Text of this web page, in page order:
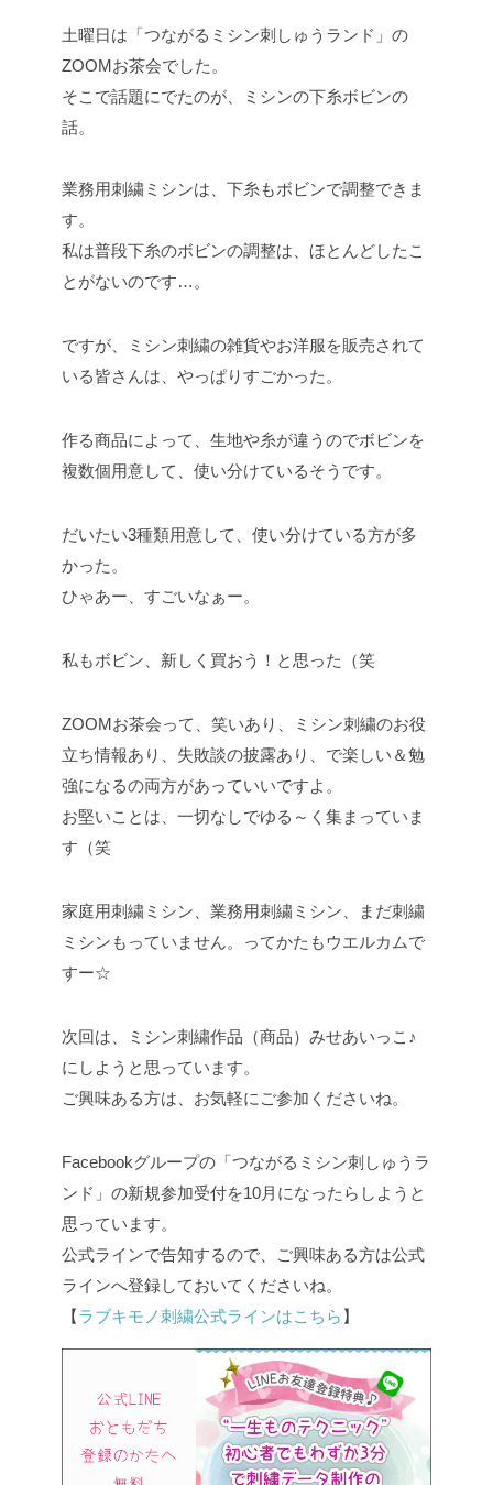
土曜日は「つながるミシン刺しゅうランド」の
ZOOMお茶会でした。
そこで話題にでたのが、ミシンの下糸ボビンの
話。
業務用刺繍ミシンは、下糸もボビンで調整できま
す。
私は普段下糸のボビンの調整は、ほとんどしたこ
とがないのです…。
ですが、ミシン刺繍の雑貨やお洋服を販売されて
いる皆さんは、やっぱりすごかった。
作る商品によって、生地や糸が違うのでボビンを
複数個用意して、使い分けているそうです。
だいたい3種類用意して、使い分けている方が多
かった。
ひゃあー、すごいなぁー。
私もボビン、新しく買おう！と思った（笑
ZOOMお茶会って、笑いあり、ミシン刺繍のお役
立ち情報あり、失敗談の披露あり、で楽しい＆勉
強になるの両方があっていいですよ。
お堅いことは、一切なしでゆる～く集まっていま
す（笑
家庭用刺繍ミシン、業務用刺繍ミシン、まだ刺繍
ミシンもっていません。ってかたもウエルカムで
すー☆
次回は、ミシン刺繍作品（商品）みせあいっこ♪
にしようと思っています。
ご興味ある方は、お気軽にご参加くださいね。
Facebookグループの「つながるミシン刺しゅうラ
ンド」の新規参加受付を10月になったらしようと
思っています。
公式ラインで告知するので、ご興味ある方は公式
ラインへ登録しておいてくださいね。
【ラブキモノ刺繍公式ラインはこちら 】